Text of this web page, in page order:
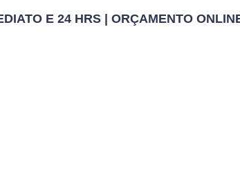
E 24 HRS | ORÇAMENTO